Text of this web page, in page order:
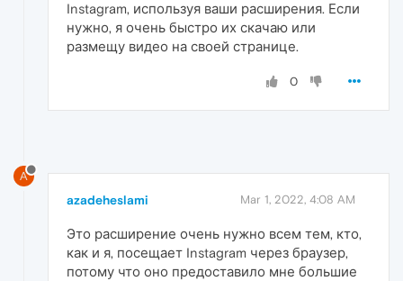
Instagram, используя ваши расширения. Если
нужно, я очень быстро их скачаю или
размещу видео на своей странице.
0
A
azadeheslami Mar 1, 2022, 4:08 AM
Это расширение очень нужно всем тем, кто,
как и я, посещает Instagram через браузер,
потому что оно предоставило мне большие